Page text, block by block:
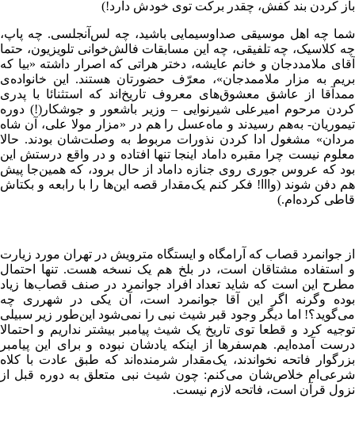
باز کردن بند کفش، چقدر برکت توی خودش دارد!)
شما چه اهل موسیقی صداوسیمایی باشید، چه لس‌آنجلسی. چه پاپ،
چه کلاسیک، چه تلفیقی، چه این مسابقات فالش‌خوانی تلویزیون، حتما
آقای ملامددجان و خانم عایشه، دختر هراتی که اصرار داشته «بیا که
بریم به مزار ملاممدجان»، معرّف حضورتان هستند. این خانواده‌ی
ممدآقا از عاشق معشوق‌های معروف تاریخ‌اند که استثنائا با پدری
کردن مرحوم امیرعلی شیرنوایی – وزیر باشعور و جوشکار(!) دوره
تیموریان- به‌هم رسیدند و ماه‌عسل را هم در «مزار مولا علی، آن شاه
مردان» مشغول ادا کردن نذورات مربوط به وصلت‌شان بودند. حالا
معلوم نیست چرا مقبره داماد اینجا تنها افتاده و در واقع درستش این
بود که عروس جوری روی جنازه داماد از حال برود، که همین‌جا پیش
هم دفن شوند (وااا! فکر کنم یک‌مقدار قصه این‌ها را با رابعه و بکتاش
قاطی کرده‌ام.)
از جوانمرد قصاب که آرامگاه و ایستگاه مترویش در تهران مورد زیارت
و استفاده مشتاقان است، در بلخ هم یک نسخه هست. تنها احتمال
مطرح این است که شاید تعداد افراد جوانمرد در صنف قصاب‌ها زیاد
بوده وگرنه اگر این آقا جوانمرد است، آن یکی در شهرری چه
می‌گوید؟! اما دیگر وجود قبر شیث نبی را نمی‌شود این‌طور زیر سبیلی
توجیه کرد و قطعا توی تاریخ یک شیث پیامبر بیشتر نداریم و احتمالا
درست آمده‌ایم. هم‌سفرها از اینکه یادشان نبوده و برای این پیامبر
بزرگوار فاتحه نخواندند، یک‌مقدار شرمنده‌اند که طبق عادت با کلاه
شرعی‌‌ام خلاص‌شان می‌کنم: چون شیث نبی متعلق به دوره قبل از
نزول قرآن است، فاتحه لازم نیست.